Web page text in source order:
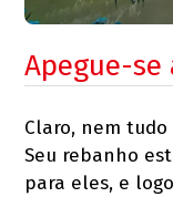
Apegue-se
Claro, nem
Seu rebanho
para eles, e